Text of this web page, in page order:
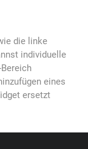
die linke
individuelle
eines
ersetzt